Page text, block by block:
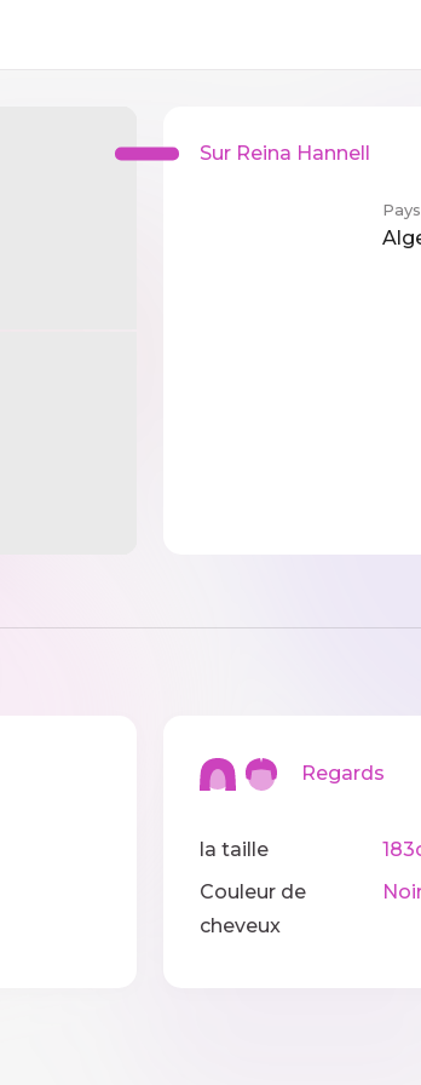
Sur Reina Hannell
Pays
Regards
la taille
Couleur de
cheveux